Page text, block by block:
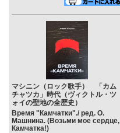
マシニン（ロック歌手） 「カム
チャツカ」時代（ヴィクトル・ツ
ォイの聖地の全歴史）
Время "Камчатки"./ ред. О.
Машнина. (Возьми мое сердце,
Камчатка!)